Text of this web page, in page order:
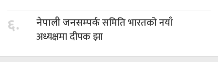
६. नेपाली जनसम्पर्कसमिति भारतको नयाँ
अध्यक्षमा दीपक झा